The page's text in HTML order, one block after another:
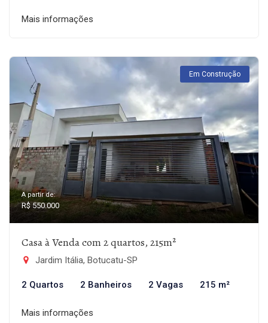
Mais informações
Em Construção
A partir de:
R$ 550.000
Casa à Venda com 2 quartos, 215m²
Jardim Itália, Botucatu-SP
2 Quartos 2 Banheiros 2 Vagas 215 m²
Mais informações